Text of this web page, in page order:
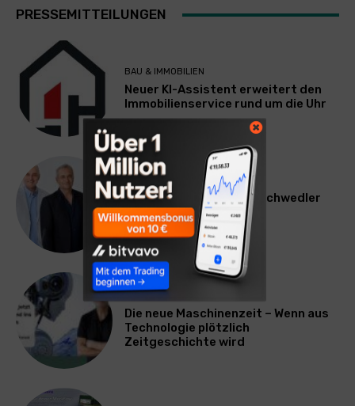
PRESSEMITTEILUNGEN
BAU & IMMOBILIEN
Neuer KI-Assistent erweitert den
Immobilienservice rund um die Uhr
WERBUNG & MARKETING
Willi Arsan & Christoph Schwedler
werden münchen.tv-
Geschäftsführer
TECHNIK
Die neue Maschinenzeit – Wenn aus
Technologie plötzlich
Zeitgeschichte wird